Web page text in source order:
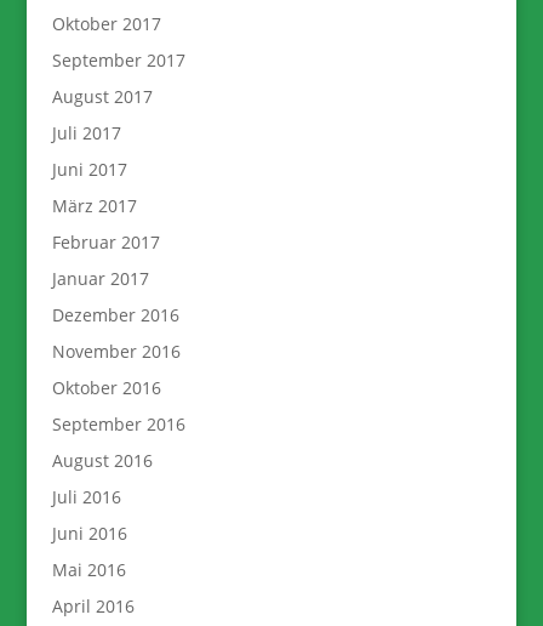
Oktober 2017
September 2017
August 2017
Juli 2017
Juni 2017
März 2017
Februar 2017
Januar 2017
Dezember 2016
November 2016
Oktober 2016
September 2016
August 2016
Juli 2016
Juni 2016
Mai 2016
April 2016